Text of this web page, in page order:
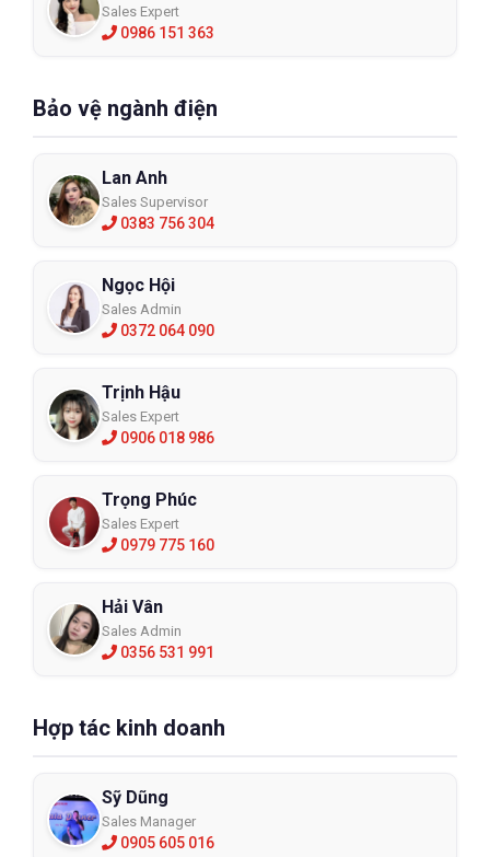
Sales Expert
0986 151 363
Bảo vệ ngành điện
Lan Anh
Sales Supervisor
0383 756 304
Ngọc Hội
Sales Admin
0372 064 090
Trịnh Hậu
Sales Expert
0906 018 986
Trọng Phúc
Sales Expert
0979 775 160
Hải Vân
Sales Admin
0356 531 991
Hợp tác kinh doanh
Sỹ Dũng
Sales Manager
0905 605 016